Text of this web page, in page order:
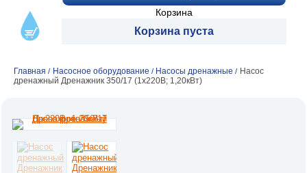
Корзина
Корзина пуста
Главная / Насосное оборудование / Насосы дренажные / Насос
дренажный Дренажник 350/17 (1х220В; 1,20кВт)